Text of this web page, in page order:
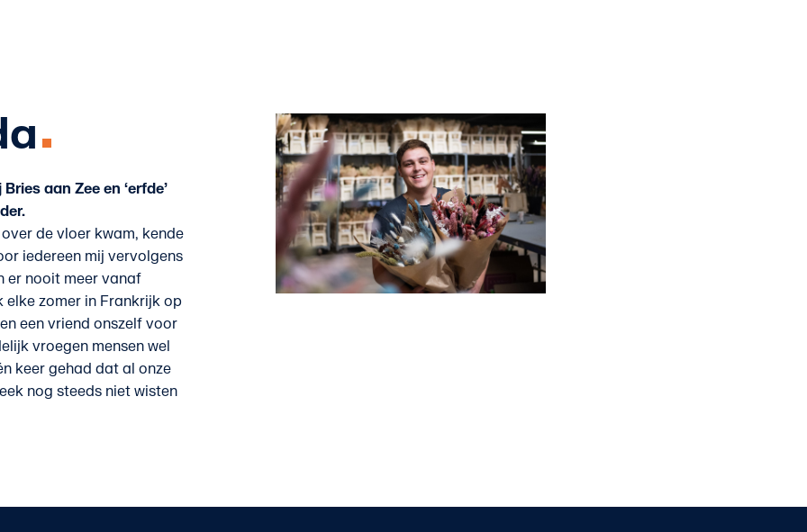
aan Zee en ‘erfde’
de vloer kwam, kende
iedereen mij vervolgens
er nooit meer vanaf
elke zomer in Frankrijk op
een vriend onszelf voor
vroegen mensen wel
keer gehad dat al onze
nog steeds niet wisten